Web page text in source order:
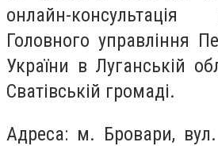
онлайн-
Головного управління
України в Луганській
Сватівській громаді.
Адреса: м. Бровари, вул.